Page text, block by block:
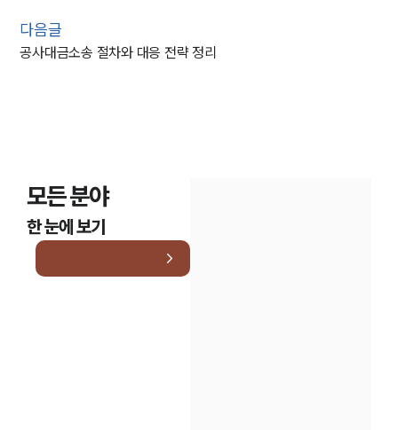
다음글
공사대금소송 절차와 대응 전략 정리
모든 분야
한 눈에 보기